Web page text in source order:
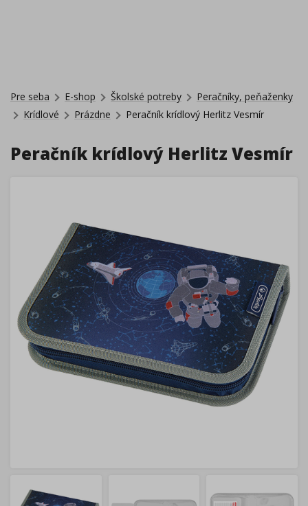
Pre seba E-shop Školské potreby
Peračníky, peňaženky
Krídlové
Prázdne Peračník krídlový Herlitz Vesmír
Peračník krídlový Herlitz Vesmír